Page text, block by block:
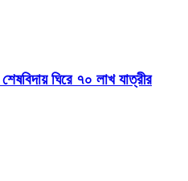
ঘিরে ৭০ লাখ যাত্রীর